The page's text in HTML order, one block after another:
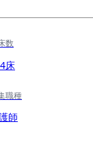
数
床
職種
師